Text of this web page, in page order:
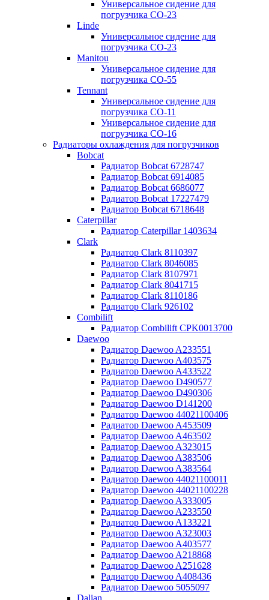
Универсальное сидение для
погрузчика CO-23
Linde
Универсальное сидение для
погрузчика CO-23
Manitou
Универсальное сидение для
погрузчика CO-55
Tennant
Универсальное сидение для
погрузчика CO-11
Универсальное сидение для
погрузчика CO-16
Радиаторы охлаждения для погрузчиков
Bobcat
Радиатор Bobcat 6728747
Радиатор Bobcat 6914085
Радиатор Bobcat 6686077
Радиатор Bobcat 17227479
Радиатор Bobcat 6718648
Caterpillar
Радиатор Caterpillar 1403634
Clark
Радиатор Clark 8110397
Радиатор Clark 8046085
Радиатор Clark 8107971
Радиатор Clark 8041715
Радиатор Clark 8110186
Радиатор Clark 926102
Combilift
Радиатор Combilift CPK0013700
Daewoo
Радиатор Daewoo A233551
Радиатор Daewoo A403575
Радиатор Daewoo A433522
Радиатор Daewoo D490577
Радиатор Daewoo D490306
Радиатор Daewoo D141200
Радиатор Daewoo 44021100406
Радиатор Daewoo A453509
Радиатор Daewoo A463502
Радиатор Daewoo A323015
Радиатор Daewoo A383506
Радиатор Daewoo A383564
Радиатор Daewoo 44021100011
Радиатор Daewoo 44021100228
Радиатор Daewoo A333005
Радиатор Daewoo A233550
Радиатор Daewoo A133221
Радиатор Daewoo A323003
Радиатор Daewoo A403577
Радиатор Daewoo A218868
Радиатор Daewoo A251628
Радиатор Daewoo A408436
Радиатор Daewoo 5055097
Dalian